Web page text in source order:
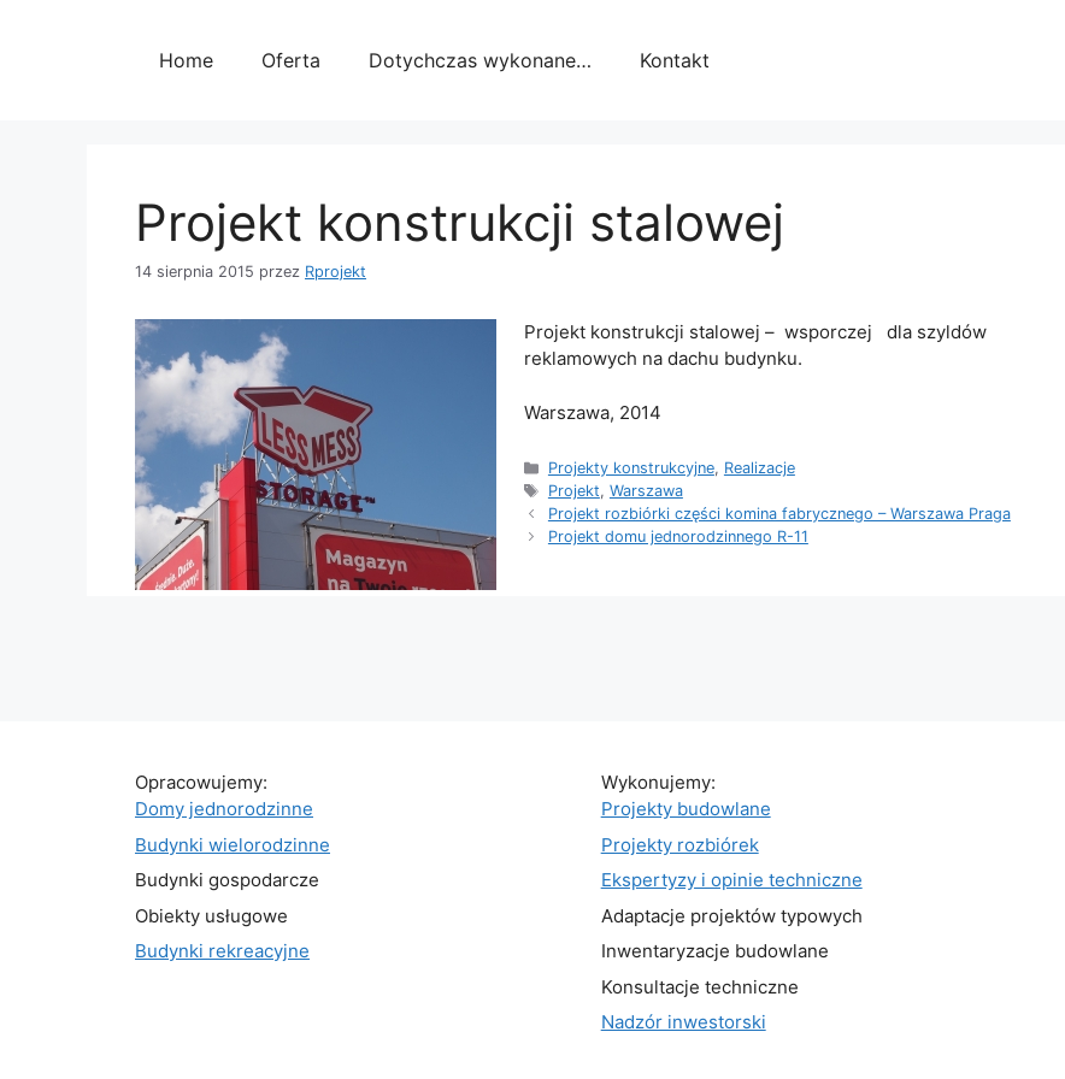
Home Oferta Dotychczas wykonane… Kontakt
Projekt konstrukcji stalowej
14 sierpnia 2015 przez Rprojekt
Projekt konstrukcji stalowej – wsporczej dla szyldów
reklamowych na dachu budynku.
Warszawa, 2014
Kategorie
Projekty konstrukcyjne, Realizacje
Tagi
Projekt, Warszawa
Projekt rozbiórki części komina fabrycznego – Warszawa Praga
Projekt domu jednorodzinnego R-11
Opracowujemy:
Domy jednorodzinne
Budynki wielorodzinne
Budynki gospodarcze
Obiekty usługowe
Budynki rekreacyjne
Wykonujemy:
Projekty budowlane
Projekty rozbiórek
Ekspertyzy i opinie techniczne
Adaptacje projektów typowych
Inwentaryzacje budowlane
Konsultacje techniczne
Nadzór inwestorski